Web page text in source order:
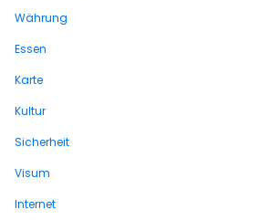
Währung
Essen
Karte
Kultur
Sicherheit
Visum
Internet